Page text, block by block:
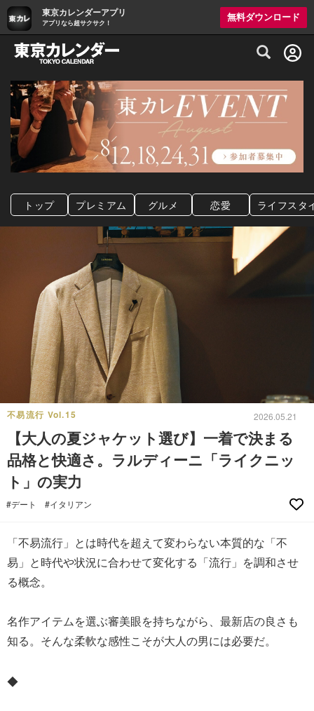
東京カレンダーアプリ
アプリなら超サクサク！
無料ダウンロード
グルメ情報・プレミアムレストラン予約
トップ プレミアム グルメ 恋愛 ライフスタ
不易流行 Vol.15 2026.05.21
【大人の夏ジャケット選び】一着で決まる
品格と快適さ。ラルディーニ「ライクニッ
ト」の実力
#デート #イタリアン
「不易流行」とは時代を超えて変わらない本質的な「不
易」と時代や状況に合わせて変化する「流行」を調和させ
る概念。
名作アイテムを選ぶ審美眼を持ちながら、最新店の良さも
知る。そんな柔軟な感性こそが大人の男には必要だ。
◆